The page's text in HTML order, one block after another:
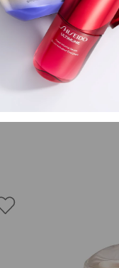
em dois
fornece
total